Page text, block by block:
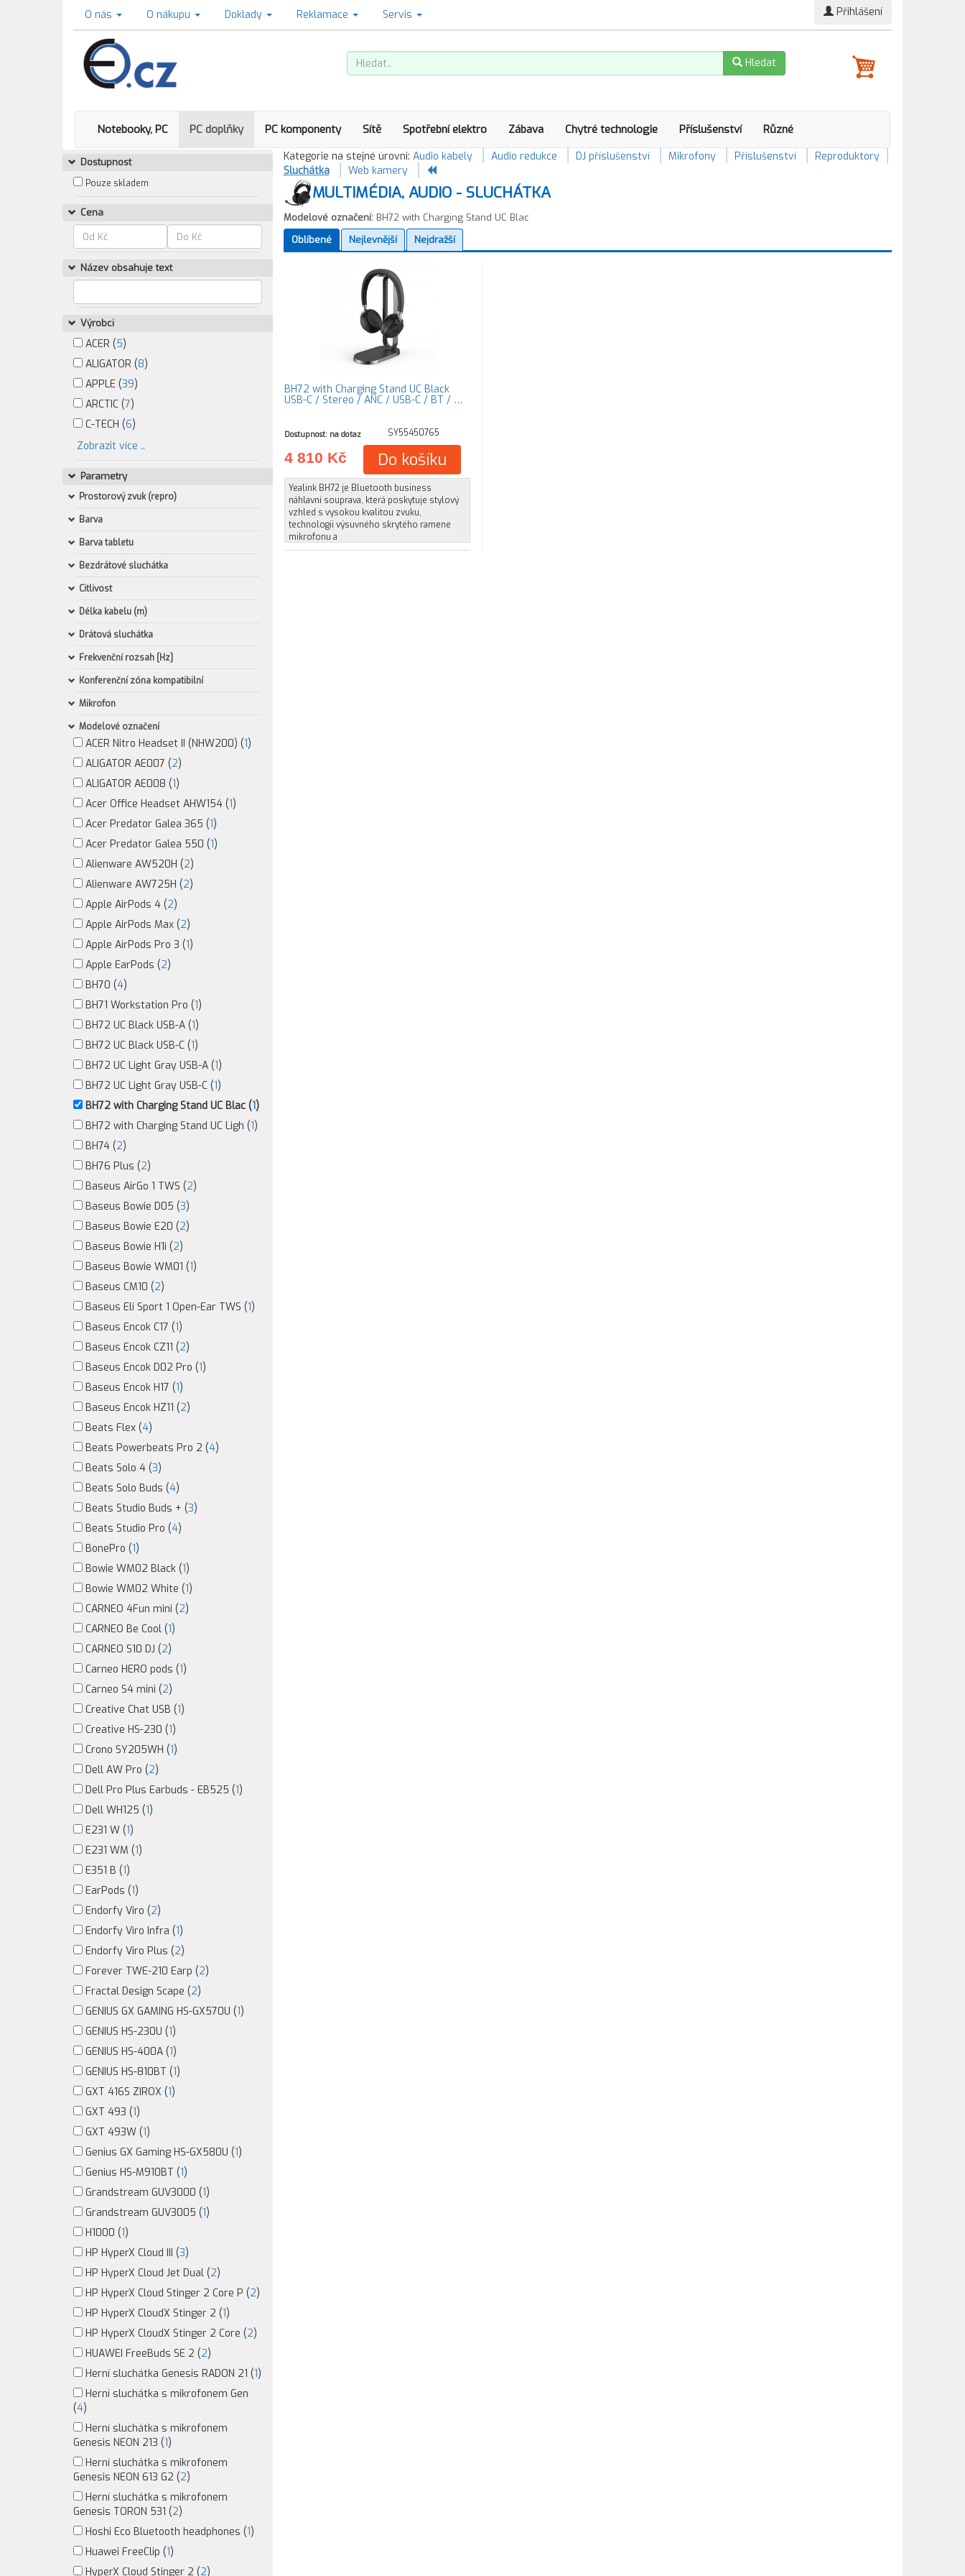
O nás O nákupu Doklady Reklamace Servis Přihlášení
Hledat
Notebooky, PC PC doplňky PC komponenty Sítě Spotřební elektro Zábava Chytré technologie Příslušenství Různé
Dostupnost
Pouze skladem
Cena
Název obsahuje text
Výrobci
ACER (5)
ALIGATOR (8)
APPLE (39)
ARCTIC (7)
C-TECH (6)
Zobrazit více ..
Parametry
Prostorový zvuk (repro)
Barva
Barva tabletu
Bezdrátové sluchátka
Citlivost
Délka kabelu (m)
Drátová sluchátka
Frekvenční rozsah [Hz]
Konferenční zóna kompatibilní
Mikrofon
Modelové označení
ACER Nitro Headset II (NHW200) (1)
ALIGATOR AE007 (2)
ALIGATOR AE008 (1)
Acer Office Headset AHW154 (1)
Acer Predator Galea 365 (1)
Acer Predator Galea 550 (1)
Alienware AW520H (2)
Alienware AW725H (2)
Apple AirPods 4 (2)
Apple AirPods Max (2)
Apple AirPods Pro 3 (1)
Apple EarPods (2)
BH70 (4)
BH71 Workstation Pro (1)
BH72 UC Black USB-A (1)
BH72 UC Black USB-C (1)
BH72 UC Light Gray USB-A (1)
BH72 UC Light Gray USB-C (1)
BH72 with Charging Stand UC Blac (1)
BH72 with Charging Stand UC Ligh (1)
BH74 (2)
BH76 Plus (2)
Baseus AirGo 1 TWS (2)
Baseus Bowie D05 (3)
Baseus Bowie E20 (2)
Baseus Bowie H1i (2)
Baseus Bowie WM01 (1)
Baseus CM10 (2)
Baseus Eli Sport 1 Open-Ear TWS (1)
Baseus Encok C17 (1)
Baseus Encok CZ11 (2)
Baseus Encok D02 Pro (1)
Baseus Encok H17 (1)
Baseus Encok HZ11 (2)
Beats Flex (4)
Beats Powerbeats Pro 2 (4)
Beats Solo 4 (3)
Beats Solo Buds (4)
Beats Studio Buds + (3)
Beats Studio Pro (4)
BonePro (1)
Bowie WM02 Black (1)
Bowie WM02 White (1)
CARNEO 4Fun mini (2)
CARNEO Be Cool (1)
CARNEO S10 DJ (2)
Carneo HERO pods (1)
Carneo S4 mini (2)
Creative Chat USB (1)
Creative HS-230 (1)
Crono SY205WH (1)
Dell AW Pro (2)
Dell Pro Plus Earbuds - EB525 (1)
Dell WH125 (1)
E231 W (1)
E231 WM (1)
E351 B (1)
EarPods (1)
Endorfy Viro (2)
Endorfy Viro Infra (1)
Endorfy Viro Plus (2)
Forever TWE-210 Earp (2)
Fractal Design Scape (2)
GENIUS GX GAMING HS-GX570U (1)
GENIUS HS-230U (1)
GENIUS HS-400A (1)
GENIUS HS-810BT (1)
GXT 416S ZIROX (1)
GXT 493 (1)
GXT 493W (1)
Genius GX Gaming HS-GX580U (1)
Genius HS-M910BT (1)
Grandstream GUV3000 (1)
Grandstream GUV3005 (1)
H1000 (1)
HP HyperX Cloud III (3)
HP HyperX Cloud Jet Dual (2)
HP HyperX Cloud Stinger 2 Core P (2)
HP HyperX CloudX Stinger 2 (1)
HP HyperX CloudX Stinger 2 Core (2)
HUAWEI FreeBuds SE 2 (2)
Herní sluchátka Genesis RADON 21 (1)
Herní sluchátka s mikrofonem Gen
(4)
Herní sluchátka s mikrofonem
Genesis NEON 213 (1)
Herní sluchátka s mikrofonem
Genesis NEON 613 G2 (2)
Herní sluchátka s mikrofonem
Genesis TORON 531 (2)
Hoshi Eco Bluetooth headphones (1)
Huawei FreeClip (1)
HyperX Cloud Stinger 2 (2)
Kategorie na stejné úrovni: Audio kabely Audio redukce DJ příslušenství Mikrofony Příslušenství
Reproduktory
Sluchátka
Web kamery
MULTIMÉDIA, AUDIO - SLUCHÁTKA
Modelové označení:BH72 with Charging Stand UC Blac
Oblíbené
Nejlevnější Nejdražší
BH72 with Charging Stand UC Black
USB-C / Stereo / ANC / USB-C / BT / …
Dostupnost: na dotaz SY55450765
4 810 Kč Do košíku
Yealink BH72 je Bluetooth business
náhlavní souprava, která poskytuje stylový
vzhled s vysokou kvalitou zvuku,
technologii výsuvného skrytého ramene
mikrofonu a